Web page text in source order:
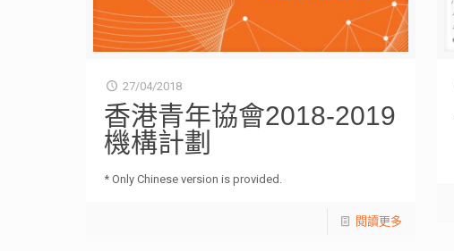
27/04/2018
香港青年協會2018-2019
機構計劃
* Only Chinese version is provided.
閱讀更多